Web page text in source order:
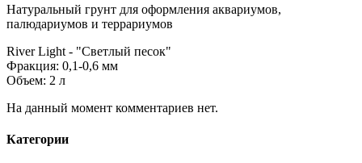
Натуральный грунт для оформления аквариумов,
палюдариумов и террариумов
River Light - "Светлый песок"
Фракция: 0,1-0,6 мм
Объем: 2 л
На данный момент комментариев нет.
Категории